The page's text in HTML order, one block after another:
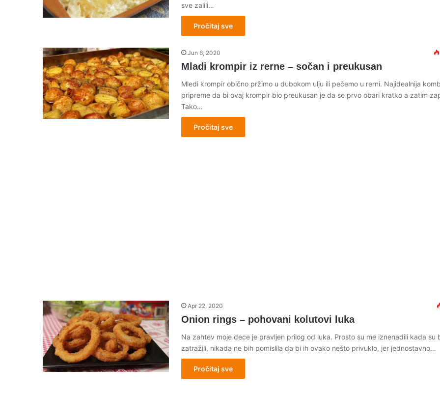
sve zalili…
Pročitaj sve
Jun 6, 2020
Mladi krompir iz rerne – sočan i preukusan
Mledi krompir obično pržimo u dubokom ulju ili pečemo u rerni. Najidealnija
pripreme da bi ovaj krompir bio preukusan je da se prvo obari kratko a zatim
Tako…
Pročitaj sve
Apr 22, 2020
Onion rings – pohovani kolutovi luka
Na zahtev moje dece je pravljen prilog od luka. Prosto su me iznenadili kada su
zatražili, nikada ne bih pomislila da bi ih ovako nešto privuklo, jer jednostavno…
Pročitaj sve